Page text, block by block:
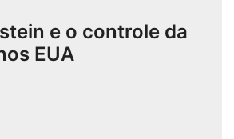
e o controle da
EUA